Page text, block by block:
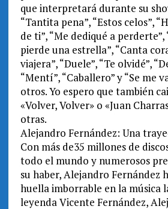
que interpretará durante su
“Tantita pena”, “Estos celos”,
de ti”, “Me dediqué a perderte”,
pierde una estrella”, “Canta
viajera”, “Duele”, “Te olvidé”,
“Mentí”, “Caballero” y “Se me
otros. Yo espero que también
«Volver, Volver» o «Juan
otras.
Alejandro Fernández: Una
Con más de35 millones de
todo el mundo y numerosos
su haber, Alejandro Fernández
huella imborrable en la música
leyenda Vicente Fernández,